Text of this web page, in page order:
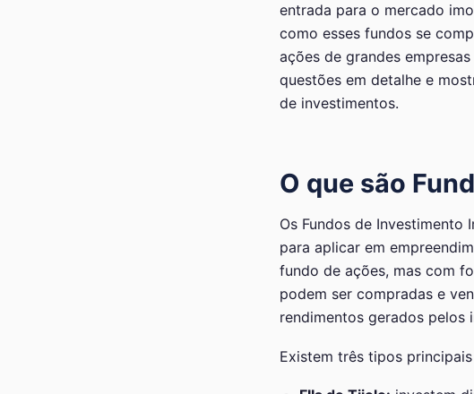
entrada para o mercado
como esses fundos se
ações de grandes
questões em detalhe e
de investimentos.
O que são
Os Fundos de
para aplicar em
fundo de ações, mas com
podem ser compradas e
rendimentos gerados
Existem três tipos principais